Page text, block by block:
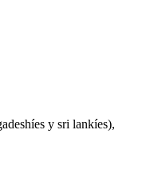
y sri lankíes),